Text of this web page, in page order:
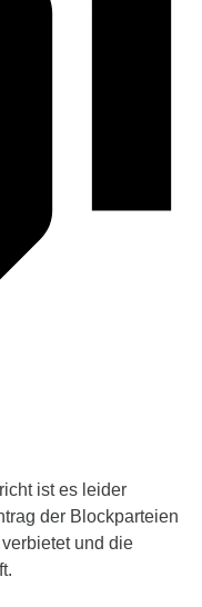
ist es leider
der Blockparteien
und die